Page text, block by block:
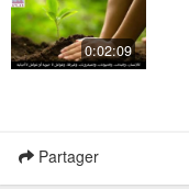
0:02:09
Partager